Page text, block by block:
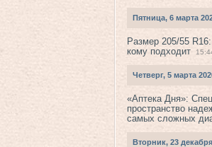
Пятница, 6 марта
Размер 205/55
кому подходит
Четверг, 5 марта
«Аптека Дня»:
пространство
самых сложных
Вторник, 23